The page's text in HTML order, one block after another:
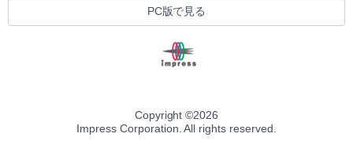
PC版で見る
Copyright ©2026
Impress Corporation. All rights reserved.